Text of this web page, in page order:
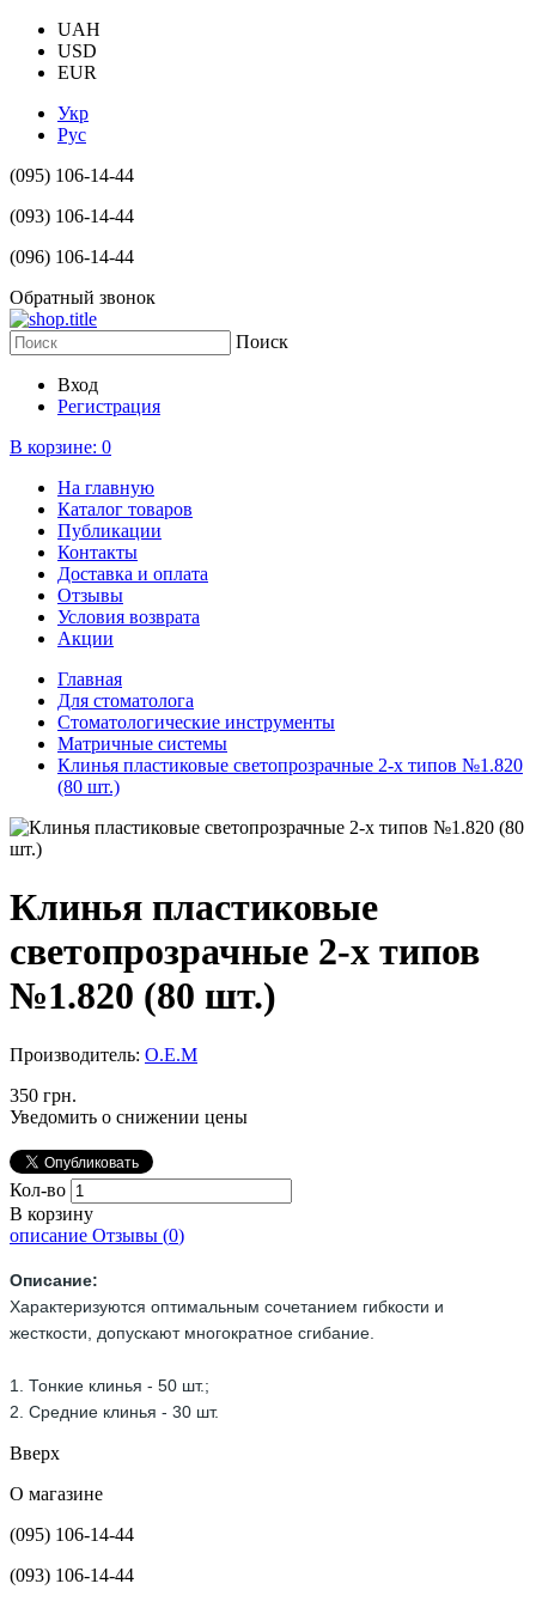
UAH
USD
EUR
Укр
Рус
(095) 106-14-44
(093) 106-14-44
(096) 106-14-44
Обратный звонок
Поиск
Вход
Регистрация
В корзине: 0
На главную
Каталог товаров
Публикации
Контакты
Доставка и оплата
Отзывы
Условия возврата
Акции
Главная
Для стоматолога
Стоматологические инструменты
Матричные системы
Клинья пластиковые светопрозрачные 2-х типов №1.820
(80 шт.)
Клинья пластиковые
светопрозрачные 2-х типов
№1.820 (80 шт.)
Производитель: О.Е.М
350 грн.
Уведомить о снижении цены
Кол-во
В корзину
описание Отзывы (0)
Описание:
Характеризуются оптимальным сочетанием гибкости и
жесткости, допускают многократное сгибание.
1. Тонкие клинья - 50 шт.;
2. Средние клинья - 30 шт.
Вверх
О магазине
(095) 106-14-44
(093) 106-14-44